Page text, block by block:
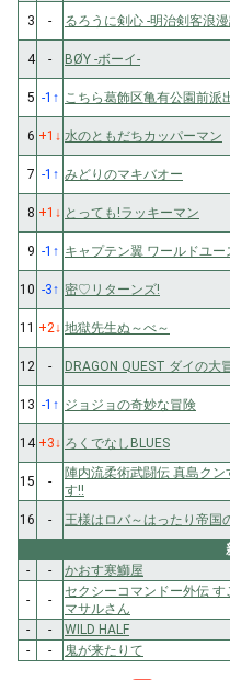
3
- るろうに剣心 -明治剣客浪
4
- BØY -ボーイ-
5 -1 ↑ こちら葛飾区亀有公園前派
6 +1 ↓ 水のともだちカッパーマン
7 -1 ↑ みどりのマキバオー
8 +1 ↓ とっても!ラッキーマン
9 -1 ↑ キャプテン翼 ワールドユー
10 -3↑ 密♡リターンズ!
11 +2↓ 地獄先生ぬ～べ～
12
- DRAGON QUEST ダイの大
13 -1 ↑ ジョジョの奇妙な冒険
14 +3↓ ろくでなしBLUES
15
-
陣内流柔術武闘伝 真島クン
す!!
16
- 王様はロバ～はったり帝国
-
- かおす寒鰤屋
-
-
セクシーコマンドー外伝 す
マサルさん
-
- WILD HALF
-
- 鬼が来たりて